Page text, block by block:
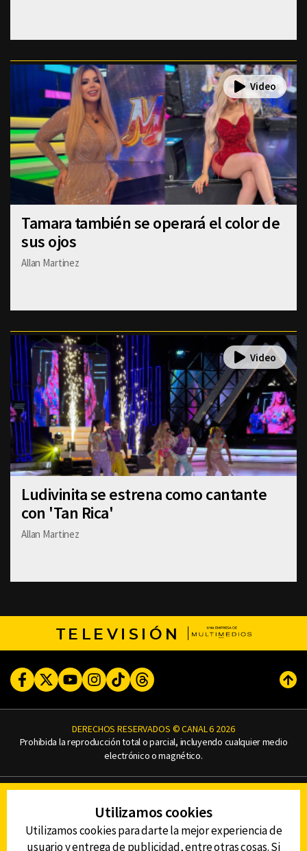
Tamara también se operará el color de
sus ojos
Allan Martinez
Ludivinita se estrena como cantante
con 'Tan Rica'
Allan Martinez
TELEVISIÓN
FacebookTwitterYoutubeInstagram
TikTokThreads
DERECHOS RESERVADOS © CANAL 6 2026
Prohibida la reproducción total o parcial, incluyendo cualquier medio
electrónico o magnético.
AVISO DE PRIVACIDAD
AVISO LEGAL
DEFENSORÍA DE LAS AUDIENCIAS
Utilizamos cookies
Utilizamos cookies para darte la mejor experiencia de
usuario y entrega de publicidad, entre otras cosas. Si